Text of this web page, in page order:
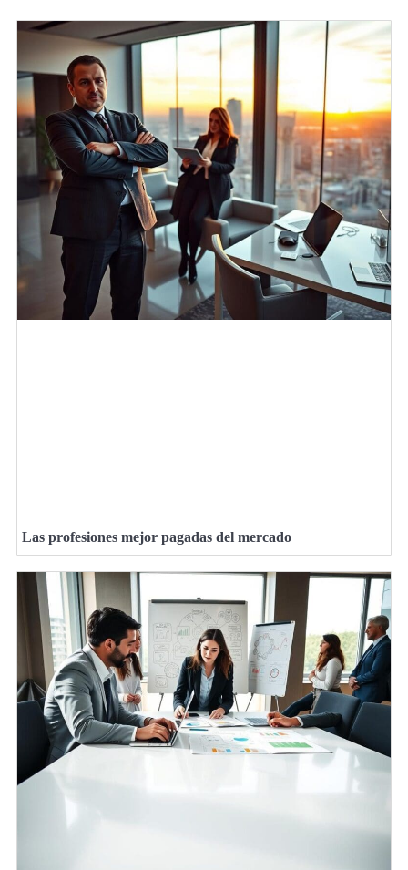
Las profesiones mejor pagadas del mercado